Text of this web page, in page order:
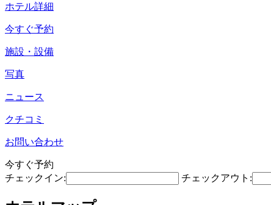
ホテル詳細
今すぐ予約
施設・設備
写真
ニュース
クチコミ
お問い合わせ
今すぐ予約
チェックイン:
チェックアウト: